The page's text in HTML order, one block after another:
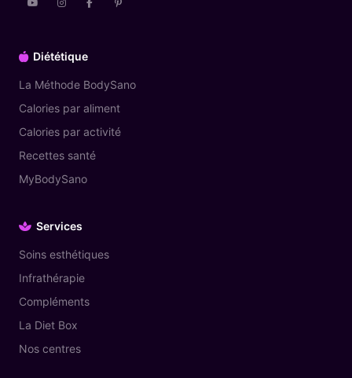
Diététique
La Méthode BodySano
Calories par aliment
Calories par activité
Recettes santé
MyBodySano
Services
Soins esthétiques
Infrathérapie
Compléments
La Diet Box
Nos centres